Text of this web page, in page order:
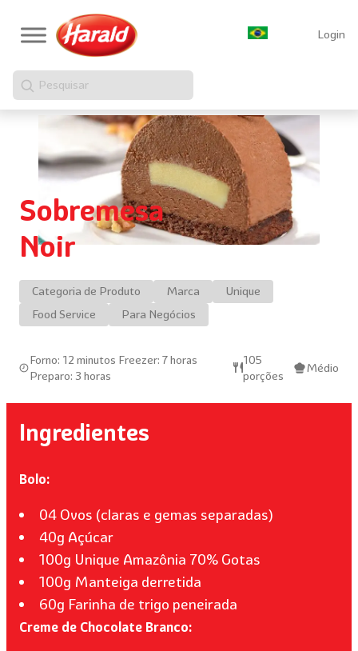
Login
Pesquisar
Sobremesa
Noir
Categoria de Produto Marca
Unique
Food Service
Para Negócios
Forno: 12 minutos Freezer: 7 horas
Preparo: 3 horas
105
porções
Médio
Ingredientes
Bolo:
04 Ovos (claras e gemas separadas)
40g Açúcar
100g Unique Amazônia 70% Gotas
100g Manteiga derretida
60g Farinha de trigo peneirada
Creme de Chocolate Branco: